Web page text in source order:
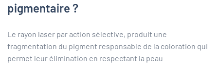
pigmentaire ?
Le rayon laser par action sélective, produit une
fragmentation du pigment responsable de la coloration qui
permet leur élimination en respectant la peau